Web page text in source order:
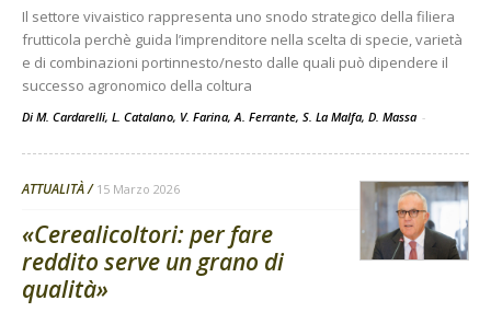
Il settore vivaistico rappresenta uno snodo strategico della filiera
frutticola perchè guida l’imprenditore nella scelta di specie, varietà
e di combinazioni portinnesto/nesto dalle quali può dipendere il
successo agronomico della coltura
Di M. Cardarelli, L. Catalano, V. Farina, A. Ferrante, S. La Malfa, D. Massa -
ATTUALITÀ 15 Marzo 2026
«Cerealicoltori: per fare
reddito serve un grano di
qualità»